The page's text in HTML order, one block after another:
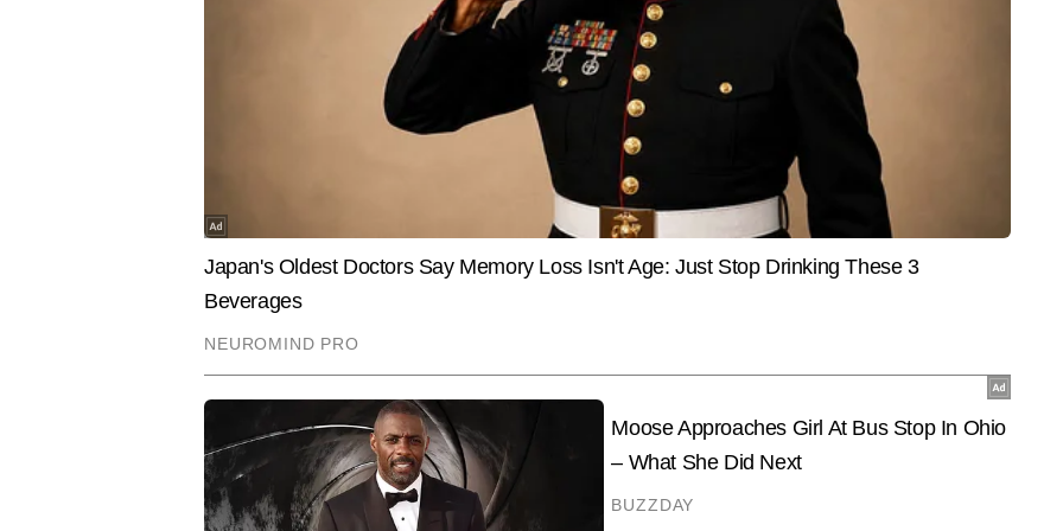
बोले- कम पैसों में भी पैरा एथलीट रच रहे
बच्चे और महिला की तालाब में डूबकर मौत;
आत्महत्या या एक्सीडेंट?
जनमानस की खबर को पाठकों तक पहुंचाना ही एकमात्र लक्ष्य। एक दशक से ज्यादा पत्रकारिता का अनुभव। अपराध के पीछे की
साजिश को बेपर्दा करने वाली हर खबर पर पैनी निगाह रखता हूँ।